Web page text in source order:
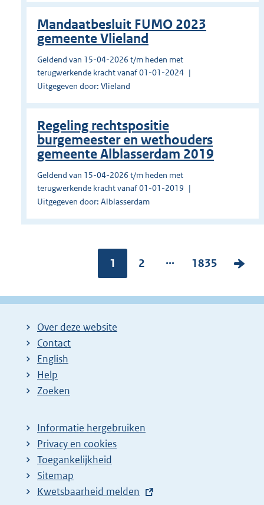
Mandaatbesluit FUMO 2023
gemeente Vlieland
Geldend van 15-04-2026 t/m heden met
terugwerkende kracht vanaf 01-01-2024
Uitgegeven door: Vlieland
Regeling rechtspositie
burgemeester en wethouders
gemeente Alblasserdam 2019
Geldend van 15-04-2026 t/m heden met
terugwerkende kracht vanaf 01-01-2019
Uitgegeven door: Alblasserdam
Pagina:
1
P
g
2 ...
P
g
1835
V
l
Over deze website
Contact
English
Help
Zoeken
Informatie hergebruiken
Privacy en cookies
Toegankelijkheid
Sitemap
E
Kwetsbaarheid melden